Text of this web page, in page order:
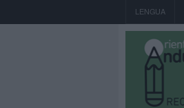
LENGUA